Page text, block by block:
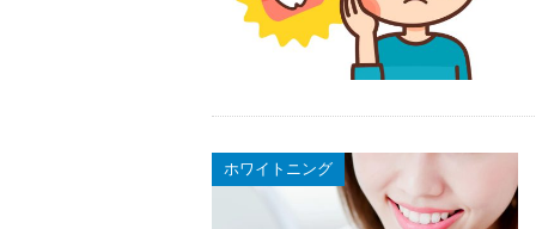
ホワイトニング